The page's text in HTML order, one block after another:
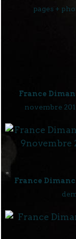
pages +
France
novembre
France